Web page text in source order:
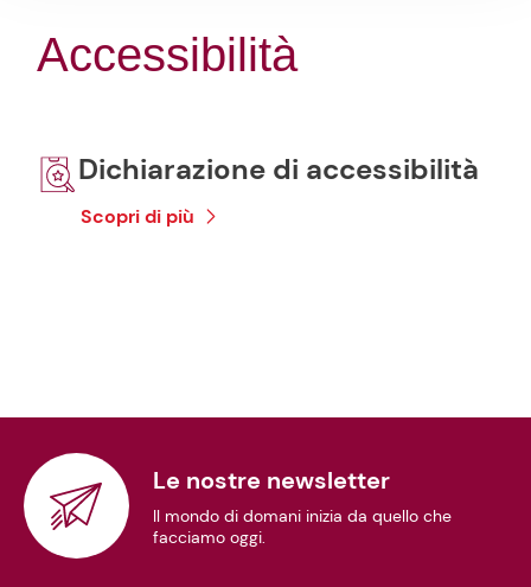
Accessibilità
Dichiarazione di accessibilità
Scopri di più
Le nostre newsletter
Il mondo di domani inizia da quello che
facciamo oggi.